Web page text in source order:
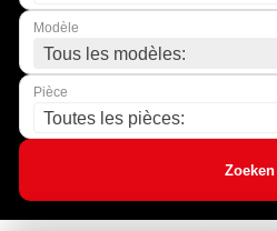
Modèle
Tous les modèles:
Pièce
Toutes les pièces:
Zoeken